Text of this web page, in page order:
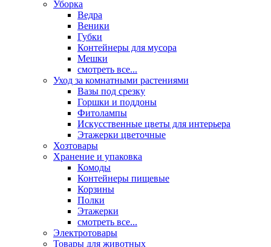
Уборка
Ведра
Веники
Губки
Контейнеры для мусора
Мешки
смотреть все...
Уход за комнатными растениями
Вазы под срезку
Горшки и поддоны
Фитолампы
Искусственные цветы для интерьера
Этажерки цветочные
Хозтовары
Хранение и упаковка
Комоды
Контейнеры пищевые
Корзины
Полки
Этажерки
смотреть все...
Электротовары
Товары для животных